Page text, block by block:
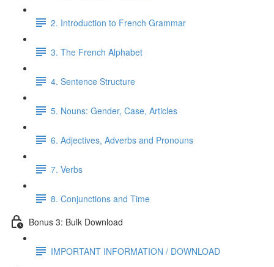
2. Introduction to French Grammar
3. The French Alphabet
4. Sentence Structure
5. Nouns: Gender, Case, Articles
6. Adjectives, Adverbs and Pronouns
7. Verbs
8. Conjunctions and Time
Bonus 3: Bulk Download
IMPORTANT INFORMATION / DOWNLOAD